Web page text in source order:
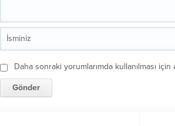
Daha sonraki yorumlarımda kullanılması